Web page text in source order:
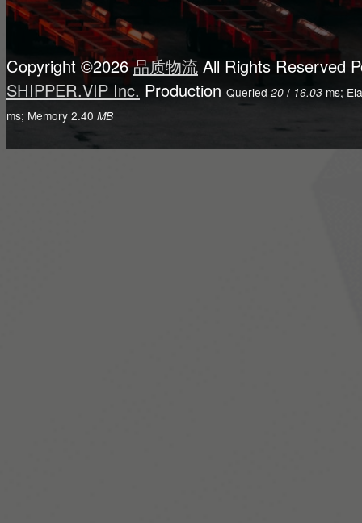
Copyright ©2026品质物流 All Rights Reserved
SHIPPER.VIP Inc. Production Queried20 / 16.03 ms;
ms; Memory 2.40 MB